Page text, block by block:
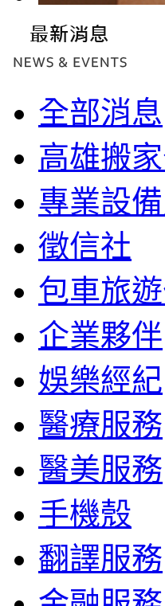
全部消息
高雄搬
專業設
徵信社
包車旅
企業夥伴
娛樂經紀
醫療服務
醫美服務
手機殼
翻譯服務